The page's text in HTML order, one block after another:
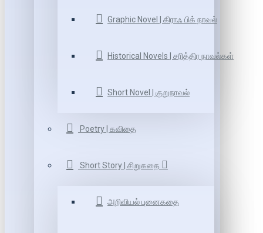
Graphic Novel | கிராஃ பிக் நாவல்
Historical Novels | சரித்திர நாவல்கள்
Short Novel | குறுநாவல்
Poetry | கவிதை
Short Story | சிறுகதை
அறிவியல் புனைகதை